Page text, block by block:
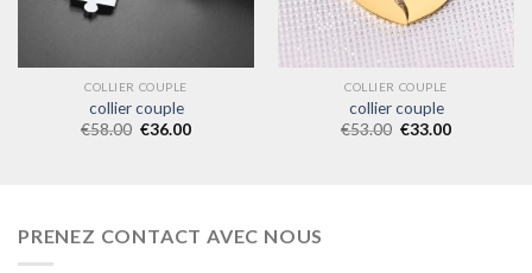
COLLIER COUPLE
collier couple
€58.00 €36.00
COLLIER COUPLE
collier couple
€53.00 €33.00
PRENEZ CONTACT AVEC NOUS